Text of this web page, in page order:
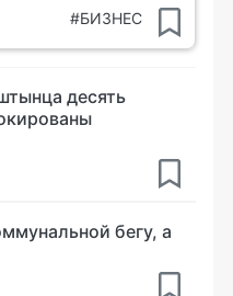
#БИЗНЕС
десять
бегу, а